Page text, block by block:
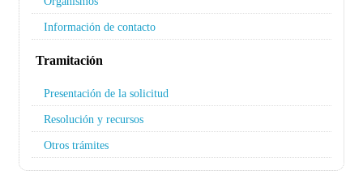
Información de contacto
Tramitación
Presentación de la solicitud
Resolución y recursos
Otros trámites